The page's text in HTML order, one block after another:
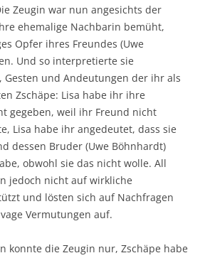
Zeugin war nun angesichts der
ehemalige Nachbarin bemüht,
Opfer ihres Freundes (Uwe
Und so interpretierte sie
Gesten und Andeutungen der ihr als
Zschäpe: Lisa habe ihr ihre
gegeben, weil ihr Freund nicht
Lisa habe ihr angedeutet, dass sie
dessen Bruder (Uwe Böhnhardt)
obwohl sie das nicht wolle. All
jedoch nicht auf wirkliche
und lösten sich auf Nachfragen
Vermutungen auf.
konnte die Zeugin nur, Zschäpe habe